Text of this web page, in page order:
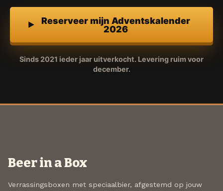
Reserveer mijn Adventskalender
2026
Sinds 2021 ieder jaar uitverkocht. Levering ruim voor
december.
Beer in a Box
Verrassingsboxen met speciaalbier, afgestemd op jouw